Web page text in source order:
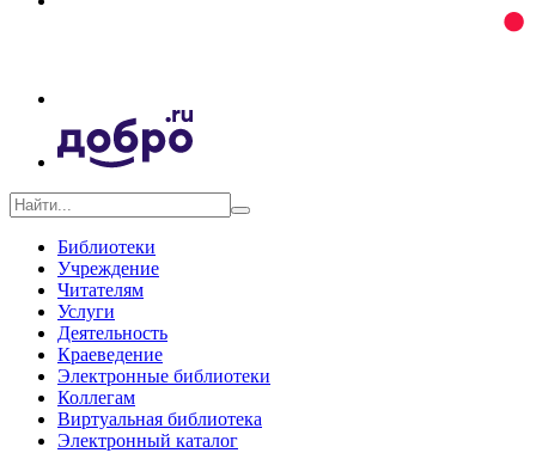
Библиотеки
Учреждение
Читателям
Услуги
Деятельность
Краеведение
Электронные библиотеки
Коллегам
Виртуальная библиотека
Электронный каталог